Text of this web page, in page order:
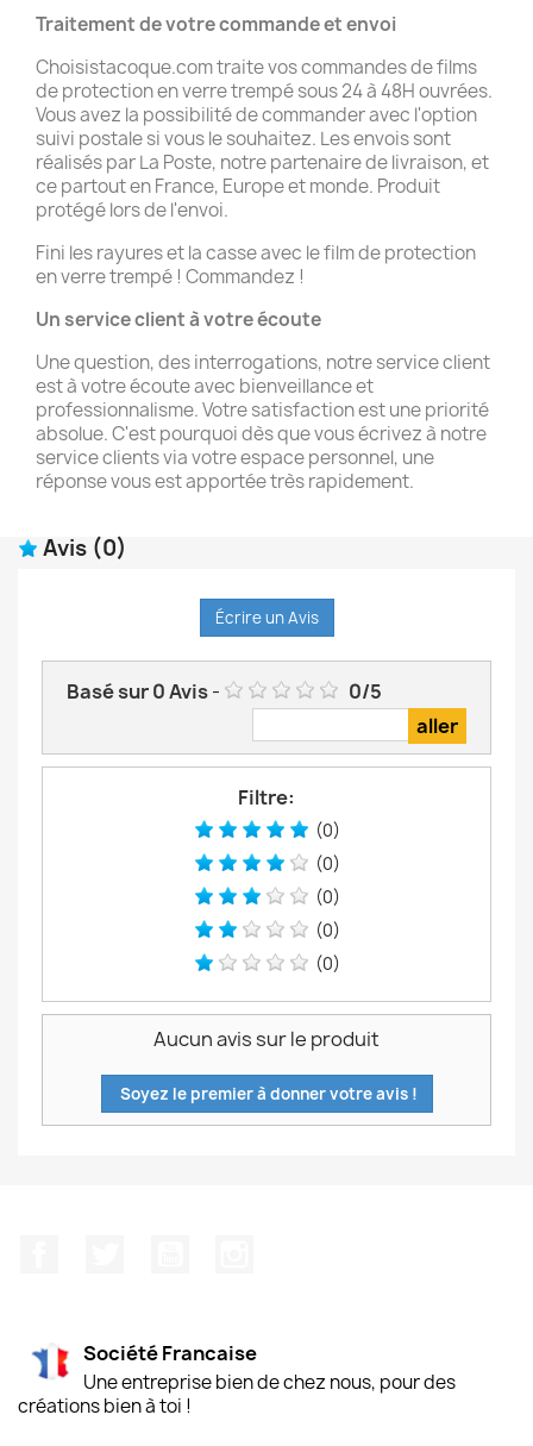
Traitement de votre commande etenvoi
Choisistacoque.com traite vos commandes de films
de protection en verre trempé sous 24 à 48H ouvrées.
Vous avez la possibilité de commander avec l'option
suivi postale si vous le souhaitez. Les envois sont
réalisés par La Poste, notre partenaire de livraison, et
ce partout en France, Europe et monde. Produit
protégé lors de l'envoi.
Fini les rayures et la casse avec le film de protection
en verre trempé ! Commandez !
Un service client à votre écoute
Une question, des interrogations, notre service client
est à votre écoute avec bienveillance et
professionnalisme. Votre satisfaction est une priorité
absolue. C'est pourquoi dès que vous écrivez à notre
service clients via votre espace personnel, une
réponse vous est apportée très rapidement.
Avis (0)
Écrire un Avis
Basé sur0Avis- 0/5
Filtre:
(0)
(0)
(0)
(0)
(0)
Aucun avis sur le produit
Soyez le premier à donner votre avis !
Société Francaise
Une entreprise bien de chez nous, pour des
créations bien à toi !